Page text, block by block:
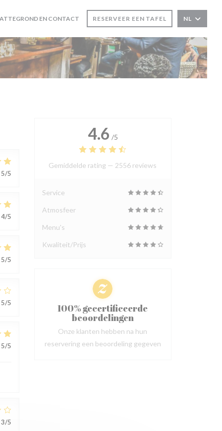
IN EEN NIEUW VENSTER))
EN CONTACT RESERVEER EEN TAFEL NL
5/5
4/5
5/5
5/5
5/5
3/5
4.6 /5
Gemiddelde rating — 2556 reviews
Service
Atmosfeer
Menu's
Kwaliteit/Prijs
100% gecertificeerde
beoordelingen
Onze klanten hebben na hun
reservering een beoordeling gegeven